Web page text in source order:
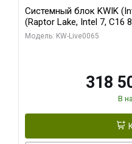
Системный блок KWIK
(Raptor Lake, Intel 7, C16
модуля)/ ASUS RTX5080
Модель: KW-Live0065
318
В